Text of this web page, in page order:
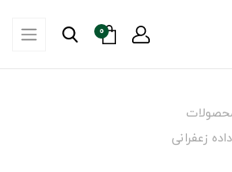
0
زعفرانی